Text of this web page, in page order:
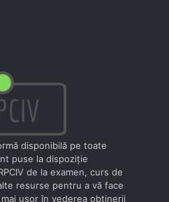
disponibilă pe toate
puse la dispoziţie
de la examen, curs de
resurse pentru a vă face
uşor în vederea obţinerii